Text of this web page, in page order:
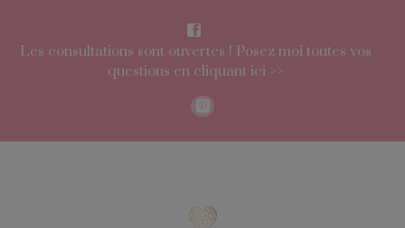
Les consultations sont ouvertes ! Posez moi toutes vos
questions en cliquant ici >>